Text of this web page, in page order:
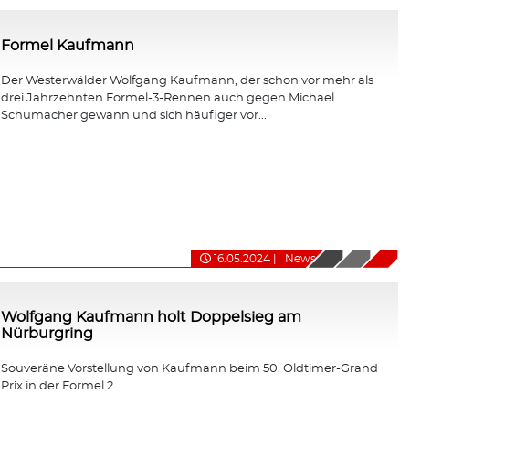
Formel Kaufmann
Der Westerwälder Wolfgang Kaufmann, der schon vor mehr als
drei Jahrzehnten Formel-3-Rennen auch gegen Michael
Schumacher gewann und sich häufiger vor...
16.05.2024 News
Wolfgang Kaufmann holt Doppelsieg am
Nürburgring
Souveräne Vorstellung von Kaufmann beim 50. Oldtimer-Grand
Prix in der Formel 2.